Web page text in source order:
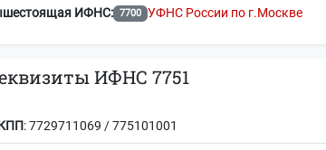
ИФНС: 7700 УФНС России по г.Москве
ИФНС 7751
: 7729711069 / 775101001